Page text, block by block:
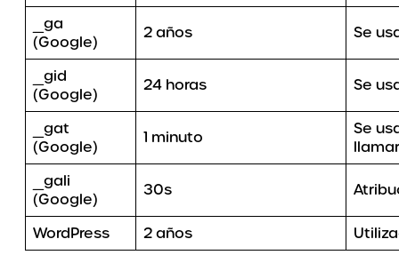
_ga
(Google)
2 años Se
_gid
(Google)
24 horas Se
_gat
(Google)
1 minuto
Se
_gali
(Google)
30s
WordPress 2 años